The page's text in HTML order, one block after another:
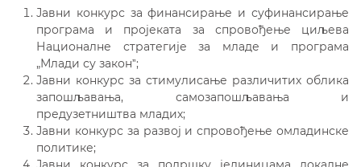
Јавни конкурс за финансирање и суфинансирање
програма и пројеката за спровођење циљева
Националне стратегије за младе и програма
„Млади су законˮ;
Јавни конкурс за стимулисање различитих облика
запошљавања, самозапошљавања и
предузетништва младих;
Јавни конкурс за развој и спровођење омладинске
политике;